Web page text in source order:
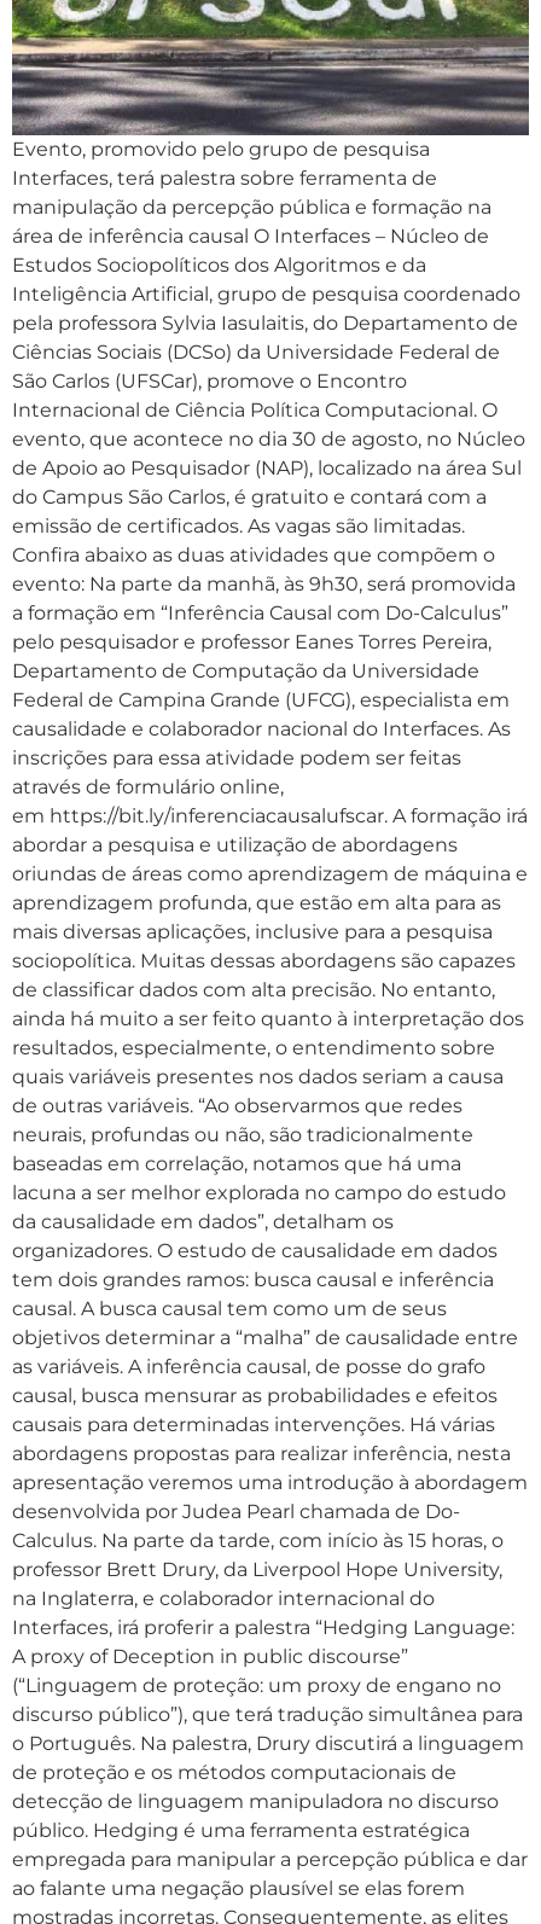
Evento, promovido pelo grupo de pesquisa
Interfaces, terá palestra sobre ferramenta de
manipulação da percepção pública e formação na
área de inferência causal O Interfaces – Núcleo de
Estudos Sociopolíticos dos Algoritmos e da
Inteligência Artificial, grupo de pesquisa coordenado
pela professora Sylvia Iasulaitis, do Departamento de
Ciências Sociais (DCSo) da Universidade Federal de
São Carlos (UFSCar), promove o Encontro
Internacional de Ciência Política Computacional. O
evento, que acontece no dia 30 de agosto, no Núcleo
de Apoio ao Pesquisador (NAP), localizado na área Sul
do Campus São Carlos, é gratuito e contará com a
emissão de certificados. As vagas são limitadas.
Confira abaixo as duas atividades que compõem o
evento: Na parte da manhã, às 9h30, será promovida
a formação em “Inferência Causal com Do-Calculus”
pelo pesquisador e professor Eanes Torres Pereira,
Departamento de Computação da Universidade
Federal de Campina Grande (UFCG), especialista em
causalidade e colaborador nacional do Interfaces. As
inscrições para essa atividade podem ser feitas
através de formulário online,
em https://bit.ly/inferenciacausalufscar. A formação irá
abordar a pesquisa e utilização de abordagens
oriundas de áreas como aprendizagem de máquina e
aprendizagem profunda, que estão em alta para as
mais diversas aplicações, inclusive para a pesquisa
sociopolítica. Muitas dessas abordagens são capazes
de classificar dados com alta precisão. No entanto,
ainda há muito a ser feito quanto à interpretação dos
resultados, especialmente, o entendimento sobre
quais variáveis presentes nos dados seriam a causa
de outras variáveis. “Ao observarmos que redes
neurais, profundas ou não, são tradicionalmente
baseadas em correlação, notamos que há uma
lacuna a ser melhor explorada no campo do estudo
da causalidade em dados”, detalham os
organizadores. O estudo de causalidade em dados
tem dois grandes ramos: busca causal e inferência
causal. A busca causal tem como um de seus
objetivos determinar a “malha” de causalidade entre
as variáveis. A inferência causal, de posse do grafo
causal, busca mensurar as probabilidades e efeitos
causais para determinadas intervenções. Há várias
abordagens propostas para realizar inferência, nesta
apresentação veremos uma introdução à abordagem
desenvolvida por Judea Pearl chamada de Do-
Calculus. Na parte da tarde, com início às 15 horas, o
professor Brett Drury, da Liverpool Hope University,
na Inglaterra, e colaborador internacional do
Interfaces, irá proferir a palestra “Hedging Language:
A proxy of Deception in public discourse”
(“Linguagem de proteção: um proxy de engano no
discurso público”), que terá tradução simultânea para
o Português. Na palestra, Drury discutirá a linguagem
de proteção e os métodos computacionais de
detecção de linguagem manipuladora no discurso
público. Hedging é uma ferramenta estratégica
empregada para manipular a percepção pública e dar
ao falante uma negação plausível se elas forem
mostradas incorretas. Consequentemente, as elites